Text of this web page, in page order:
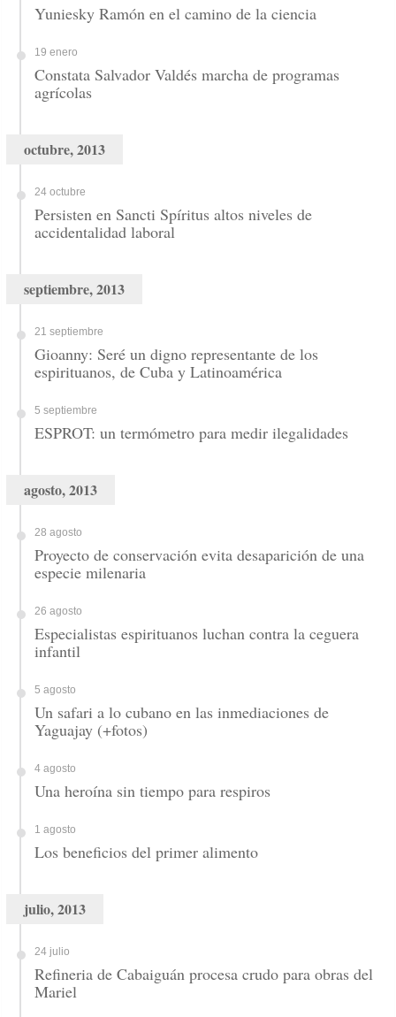
Yuniesky Ramón en el camino de la ciencia
19 enero
Constata Salvador Valdés marcha de programas
agrícolas
octubre, 2013
24 octubre
Persisten en Sancti Spíritus altos niveles de
accidentalidad laboral
septiembre, 2013
21 septiembre
Gioanny: Seré un digno representante de los
espirituanos, de Cuba y Latinoamérica
5 septiembre
ESPROT: un termómetro para medir ilegalidades
agosto, 2013
28 agosto
Proyecto de conservación evita desaparición de una
especie milenaria
26 agosto
Especialistas espirituanos luchan contra la ceguera
infantil
5 agosto
Un safari a lo cubano en las inmediaciones de
Yaguajay (+fotos)
4 agosto
Una heroína sin tiempo para respiros
1 agosto
Los beneficios del primer alimento
julio, 2013
24 julio
Refineria de Cabaiguán procesa crudo para obras del
Mariel